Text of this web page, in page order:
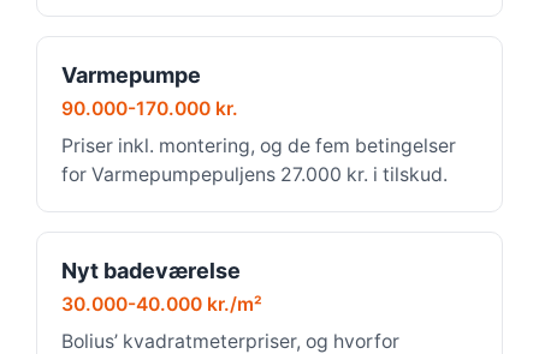
Varmepumpe
90.000-170.000 kr.
Priser inkl. montering, og de fem betingelser
for Varmepumpepuljens 27.000 kr. i tilskud.
Nyt badeværelse
30.000-40.000 kr./m²
Bolius’ kvadratmeterpriser, og hvorfor